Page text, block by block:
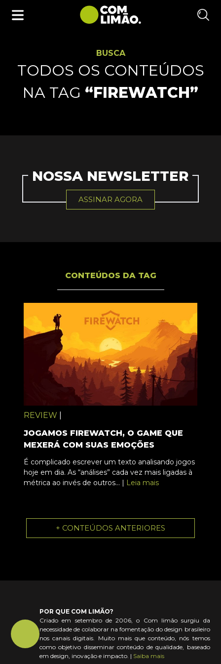
BUSCA
TODOS OS CONTEÚDOS
NA TAG “FIREWATCH”
NOSSA NEWSLETTER
ASSINAR AGORA
CONTEÚDOS DA TAG
REVIEW
JOGAMOS FIREWATCH, O GAME QUE
MEXERÁ COM SUAS EMOÇÕES
É complicado escrever um texto analisando jogos
hoje em dia. As “análises” cada vez mais ligadas à
métrica ao invés de outros... | Leia mais
+ CONTEÚDOS ANTERIORES
POR QUE COM LIMÃO?
Criado em setembro de 2006, o Com limão surgiu da
necessidade de colaborar na fomentação do design brasileiro
nos canais digitais. Muito mais que conteúdo, nós temos
como objetivo disseminar conteúdo de qualidade, baseado
em design, inovação e impacto. | Saiba mais